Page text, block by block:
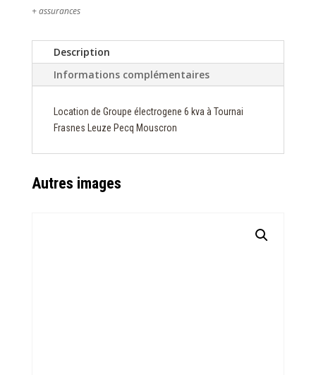
+ assurances
Description
Informations complémentaires
Location de Groupe électrogene 6 kva à Tournai
Frasnes Leuze Pecq Mouscron
Autres images